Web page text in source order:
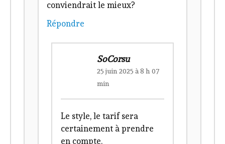
fonctionnalités, elle est suffisante
pour mes activités (course à pieds
et Trail). J’hésite encore avec une
race. À ton avis, laquelle
conviendrait le mieux?
SoCorsu
25 juin 2025 à 8 h 07